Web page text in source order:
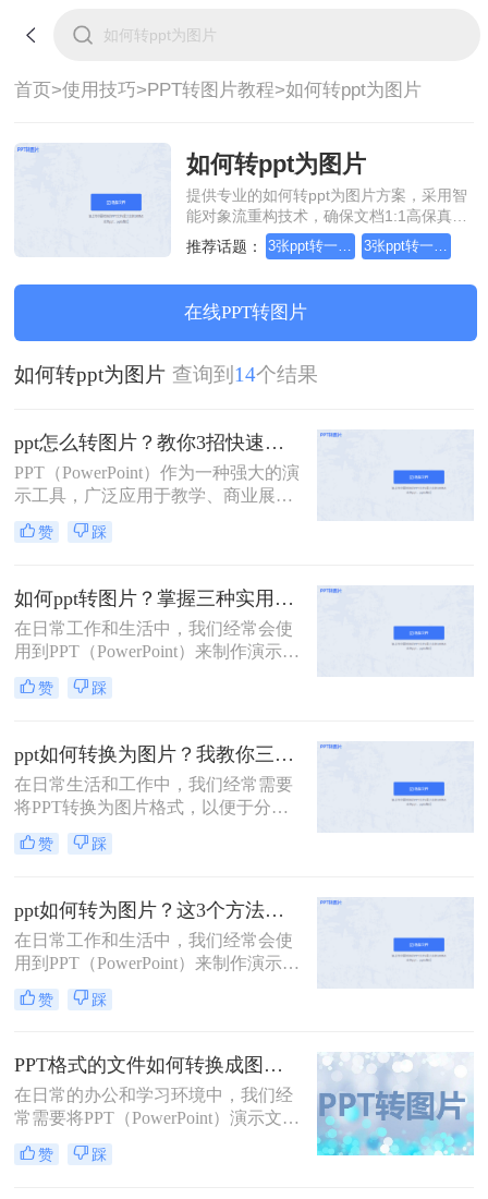
首页>使用技巧>PPT转图片教程>如何转ppt为图片
如何转ppt为图片
提供专业的如何转ppt为图片方案，采用智
能对象流重构技术，确保文档1:1高保真还
原且排版不乱码。支持一键批量处理，全
链路 SSL 加密保障隐私安全。助您快速实
公。
推荐话题： 3张ppt转一张图片 3张ppt转一张图片吗
在线PPT转图片
如何转ppt为图片 查询到 14个结果
ppt怎么转图片？教你3招快速搞定！
PPT（PowerPoint）作为一种强大的演
示工具，广泛应用于教学、商业展示
和会议等场合。然而，有时我们可能
需要将PPT转换为图片格式，以便于
么ppt怎么转图片呢？本文将介绍三种
将PPT转换为图片的方法。
赞 踩
如何ppt转图片？掌握三种实用方法！
在日常工作和生活中，我们经常会使
用到PPT（PowerPoint）来制作演示文
稿。然而，有时候我们可能希望将
PPT中的某些页面或整个演示文稿转
其他文档中使用。那么如何PPT转图
片呢？本文将介绍几种将PPT转换为
图片的方法。
赞 踩
ppt如何转换为图片？我教你三个方法！
在日常生活和工作中，我们经常需要
将PPT转换为图片格式，以便于分
享、展示或保存。那么PPT如何转换
为图片呢？以下将详细介绍几种将
赞 踩
ppt如何转为图片？这3个方法能帮你轻松搞定！
在日常工作和生活中，我们经常会使
用到PPT（PowerPoint）来制作演示文
稿。然而，有时候我们可能希望将
PPT中的某些页面或整个演示文稿转
其他文档中使用。那么ppt如何转为图
片呢？本文将介绍几种将PPT转换为
图片的方法。
赞 踩
PPT格式的文件如何转换成图片格式？这两个方法轻松搞定！
在日常的办公和学习环境中，我们经
常需要将PPT（PowerPoint）演示文稿
中的幻灯片转换成图片格式，以便于
在各种平台上进行分享、嵌入到其他
赞 踩